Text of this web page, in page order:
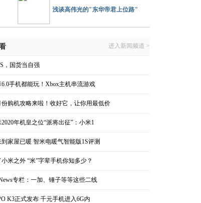
浅谈高伟光的"东华帝君上位路"
进入新闻频道 >
，国货当自强
6.0手机都能玩！Xbox主机串流游戏
份购机攻略来啦！收好它，让你用最低价
年机皇之位“派将出征”：小米1
到家屋已暖 智米电暖气智能版1S评测
小米之外 “米”字辈手机你知多少？
专栏：一加、锤子等等这些二线
K3正式发布 千元手机进入6G内